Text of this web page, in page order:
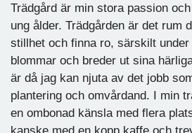
Trädgård är min stora passion
ung ålder. Trädgården är det rum
stillhet och finna ro, särskilt
blommar och breder ut sina
är då jag kan njuta av det jobb
plantering och omvårdand. I min
en ombonad känsla med flera